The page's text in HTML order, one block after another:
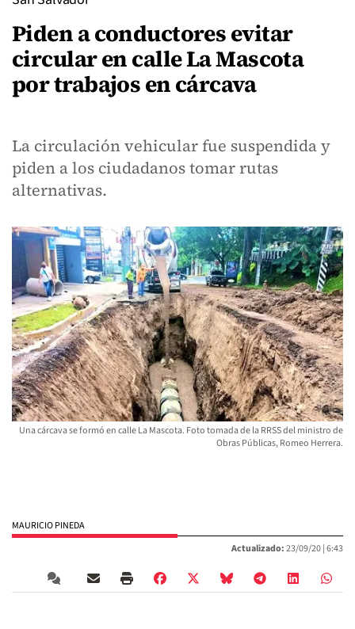
Piden a conductores evitar
circular en calle La Mascota
por trabajos en cárcava
La circulación vehicular fue suspendida y
piden a los ciudadanos tomar rutas
alternativas.
Una cárcava se formó en calle La Mascota. Foto tomada de la RRSS del ministro de
Obras Públicas, Romeo Herrera.
MAURICIO PINEDA
Actualizado:23/09/20 |6:43